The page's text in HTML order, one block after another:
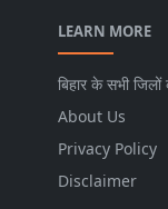
LEARN MORE
बिहार के सभी
About Us
Privacy Policy
Disclaimer